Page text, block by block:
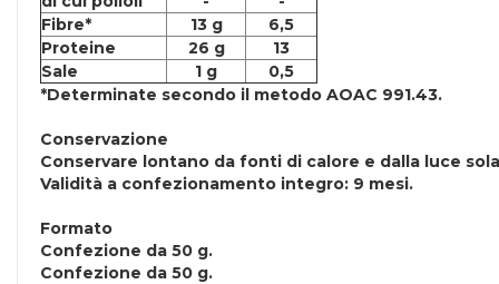
Fibre*
13 g
6,5
Proteine
26 g
13
Sale
1 g
0,5
*Determinate secondo il metodo AOAC 991.43.
Conservazione
Conservare lontano da fonti di calore e dalla luce
Validità a confezionamento integro: 9 mesi.
Formato
Confezione da 50 g.
Confezione da 50 g.